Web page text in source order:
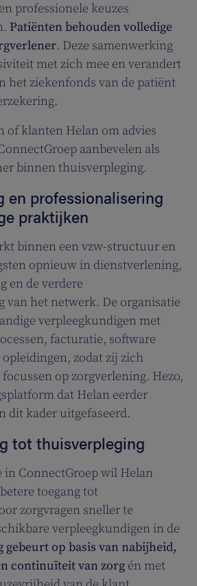
professionele keuzes
Patiënten behouden volledige
. Deze samenwerking
met zich mee en verandert
het ziekenfonds van de patiënt
of klanten Helan om advies
aanbevelen als
binnen thuisverpleging.
en professionalisering
praktijken
binnen een vzw-structuur en
opnieuw in dienstverlening,
en de verdere
van het netwerk. De organisatie
verpleegkundigen met
facturatie, software
opleidingen, zodat zij zich
op zorgverlening. Hezo,
dat Helan eerder
dit kader uitgefaseerd.
tot thuisverpleging
in ConnectGroep wil Helan
toegang tot
zorgvragen sneller te
verpleegkundigen in de
gebeurt op basis van nabijheid,
continuïteit van zorg én met